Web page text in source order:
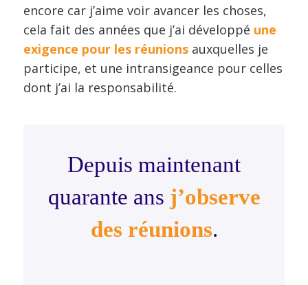
encore car j’aime voir avancer les choses,
cela fait des années que j’ai développé une
exigence pour les réunions auxquelles je
participe, et une intransigeance pour celles
dont j’ai la responsabilité.
Depuis maintenant
quarante ans j’observe
des réunions.